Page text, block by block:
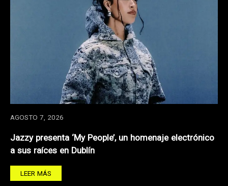
AGOSTO 7, 2026
Jazzy presenta ‘My People’, un homenaje electrónico
a sus raíces en Dublín
LEER MÁS